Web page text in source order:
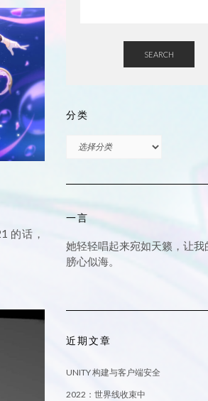
的话，
SEARCH
分类
一言
她轻轻唱起来宛如天籁，让我
膀心似海。
近期文章
UNITY 构建与客户端安全
2022：世界线收束中